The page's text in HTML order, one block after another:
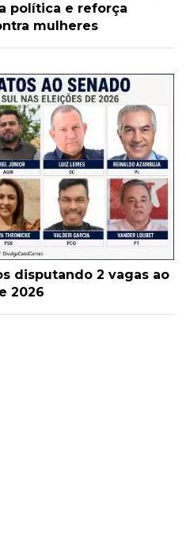
política e reforça
mulheres
disputando 2 vagas ao
2026